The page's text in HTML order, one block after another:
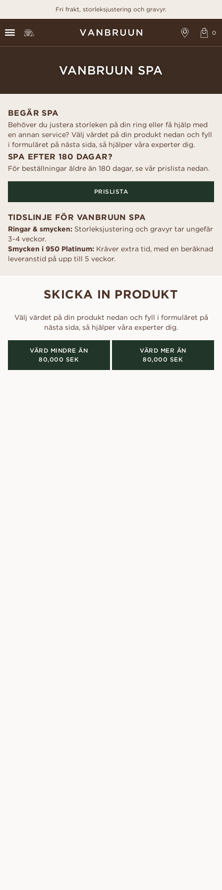
Fri frakt, storleksjustering och gravyr.
VANBRUUN SPA
BEGÄR SPA
Behöver du justera storleken på din ring eller få hjälp med
en annan service? Välj värdet på din produkt nedan och fyll
i formuläret på nästa sida, så hjälper våra experter dig.
SPA EFTER 180 DAGAR?
För beställningar äldre än 180 dagar, se vår prislista nedan.
PRISLISTA
TIDSLINJE FÖR VANBRUUN SPA
Ringar & smycken: Storleksjustering och gravyr tar ungefär
3-4 veckor.
Smycken i 950 Platinum: Kräver extra tid, med en beräknad
leveranstid på upp till 5 veckor.
SKICKA IN PRODUKT
Välj värdet på din produkt nedan och fyll i formuläret på
nästa sida, så hjälper våra experter dig.
VÄRD MINDRE ÄN
80,000 SEK
VÄRD MER ÄN
80,000 SEK